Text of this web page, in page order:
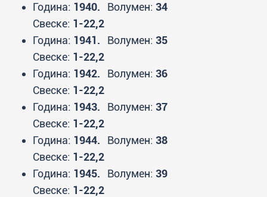
Година: 1940. Волумен: 34
Свеске: 1-22,2
Година: 1941. Волумен: 35
Свеске: 1-22,2
Година: 1942. Волумен: 36
Свеске: 1-22,2
Година: 1943. Волумен: 37
Свеске: 1-22,2
Година: 1944. Волумен: 38
Свеске: 1-22,2
Година: 1945. Волумен: 39
Свеске: 1-22,2